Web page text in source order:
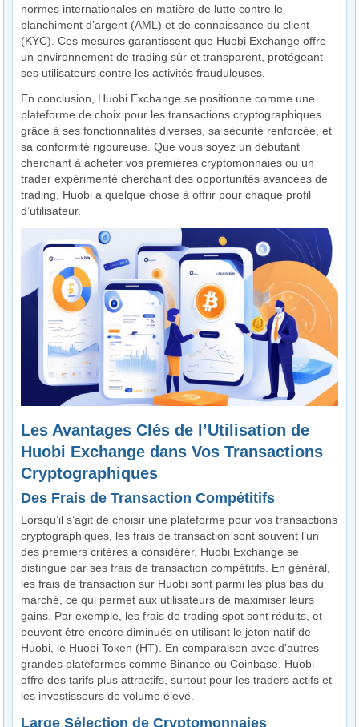
normes internationales en matière de lutte contre le
blanchiment d’argent (AML) et de connaissance du client
(KYC). Ces mesures garantissent que Huobi Exchange offre
un environnement de trading sûr et transparent, protégeant
ses utilisateurs contre les activités frauduleuses.
En conclusion, Huobi Exchange se positionne comme une
plateforme de choix pour les transactions cryptographiques
grâce à ses fonctionnalités diverses, sa sécurité renforcée, et
sa conformité rigoureuse. Que vous soyez un débutant
cherchant à acheter vos premières cryptomonnaies ou un
trader expérimenté cherchant des opportunités avancées de
trading, Huobi a quelque chose à offrir pour chaque profil
d’utilisateur.
Les Avantages Clés de l’Utilisation de
Huobi Exchange dans Vos Transactions
Cryptographiques
Des Frais de Transaction Compétitifs
Lorsqu’il s’agit de choisir une plateforme pour vos transactions
cryptographiques, les frais de transaction sont souvent l’un
des premiers critères à considérer. Huobi Exchange se
distingue par ses frais de transaction compétitifs. En général,
les frais de transaction sur Huobi sont parmi les plus bas du
marché, ce qui permet aux utilisateurs de maximiser leurs
gains. Par exemple, les frais de trading spot sont réduits, et
peuvent être encore diminués en utilisant le jeton natif de
Huobi, le Huobi Token (HT). En comparaison avec d’autres
grandes plateformes comme Binance ou Coinbase, Huobi
offre des tarifs plus attractifs, surtout pour les traders actifs et
les investisseurs de volume élevé.
Large Sélection de Cryptomonnaies